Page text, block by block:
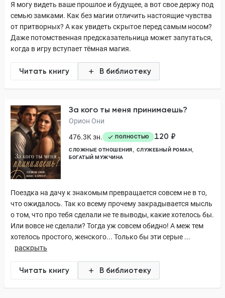
Я могу видеть ваше прошлое и будущее, а вот свое держу под
семью замками. Как без магии отличить настоящие чувства
от притворных? А как увидеть скрытое перед самым носом?
Даже потомственная предсказательница может запутаться,
когда в игру вступает тёмная магия.
Читать книгу В библиотеку
За кого ты меня принимаешь?
Орион Они
476.3K зн.
ПОЛНОСТЬЮ 120 ₽
СЛОЖНЫЕ ОТНОШЕНИЯ
СЛУЖЕБНЫЙ РОМАН
БОГАТЫЙ МУЖЧИНА
Поездка на дачу к знакомым превращается совсем не в то,
что ожидалось. Так ко всему прочему закрадывается мысль
о том, что про тебя сделали не те выводы, какие хотелось бы.
Или вовсе не сделали? Тогда уж совсем обидно! А меж тем
хотелось простого, женского... Только бы эти серые ...
раскрыть
Читать книгу В библиотеку